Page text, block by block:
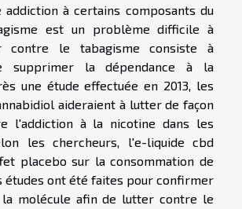
addiction à certains composants du
est un problème difficile à
contre le tabagisme consiste à
supprimer la dépendance à la
une étude effectuée en 2013, les
aideraient à lutter de façon
l'addiction à la nicotine dans les
les chercheurs, l'e-liquide cbd
placebo sur la consommation de
études ont été faites pour confirmer
molécule afin de lutter contre le